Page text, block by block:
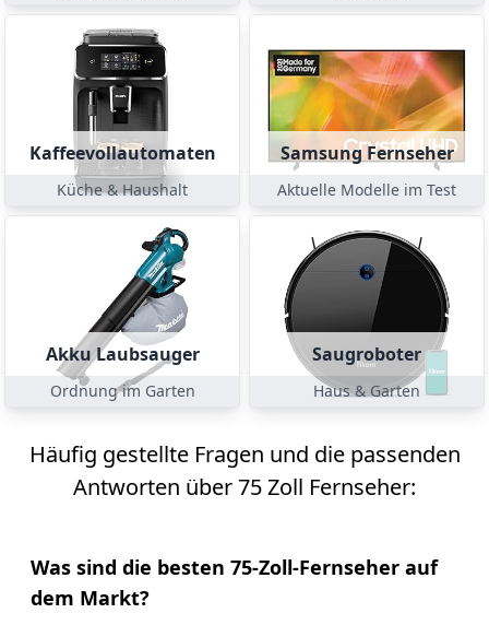
Kaffeevollautomaten
Küche & Haushalt
Samsung Fernseher
Aktuelle Modelle im Test
Akku Laubsauger
Ordnung im Garten
Saugroboter
Haus & Garten
Häufig gestellte Fragen und die passenden
Antworten über 75 Zoll Fernseher:
Was sind die besten 75-Zoll-Fernseher auf
dem Markt?